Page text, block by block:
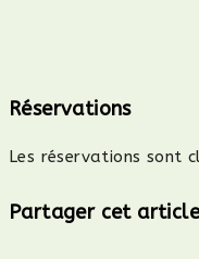
Réservations
Les réservations sont
Partager cet article